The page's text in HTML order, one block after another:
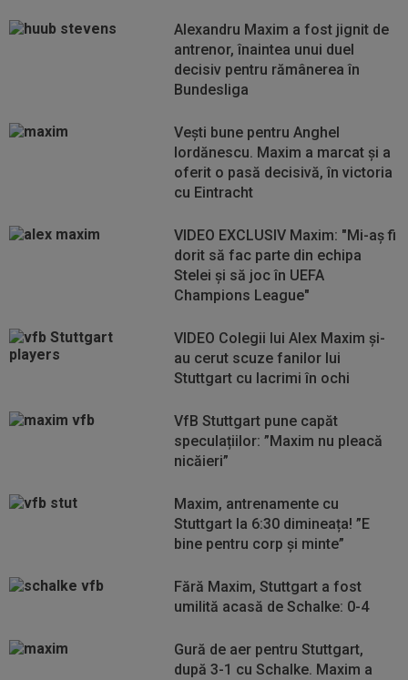
Alexandru Maxim a fost jignit de
antrenor, înaintea unui duel
decisiv pentru rămânerea în
Bundesliga
Veşti bune pentru Anghel
Iordănescu. Maxim a marcat şi a
oferit o pasă decisivă, în victoria
cu Eintracht
VIDEO EXCLUSIV Maxim: "Mi-aş fi
dorit să fac parte din echipa
Stelei şi să joc în UEFA
Champions League"
VIDEO Colegii lui Alex Maxim și-
au cerut scuze fanilor lui
Stuttgart cu lacrimi în ochi
VfB Stuttgart pune capăt
speculațiilor: ”Maxim nu pleacă
nicăieri”
Maxim, antrenamente cu
Stuttgart la 6:30 dimineața! ”E
bine pentru corp și minte”
Fără Maxim, Stuttgart a fost
umilită acasă de Schalke: 0-4
Gură de aer pentru Stuttgart,
după 3-1 cu Schalke. Maxim a